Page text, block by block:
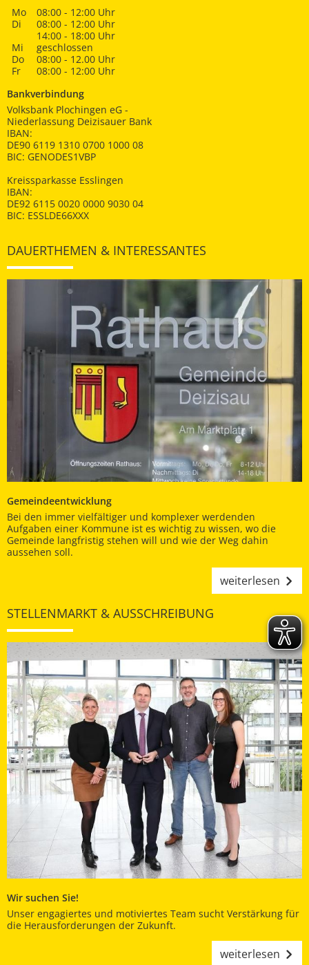
Mo
08:00 - 12:00 Uhr
Di
08:00 - 12:00 Uhr
14:00 - 18:00 Uhr
Mi
geschlossen
Do
08:00 - 12.00 Uhr
Fr
08:00 - 12:00 Uhr
Bankverbindung
Volksbank Plochingen eG -
Niederlassung Deizisauer Bank
IBAN:
DE90 6119 1310 0700 1000 08
BIC: GENODES1VBP
Kreissparkasse Esslingen
IBAN:
DE92 6115 0020 0000 9030 04
BIC: ESSLDE66XXX
DAUERTHEMEN & INTERESSANTES
Gemeindeentwicklung
Bei den immer vielfältiger und komplexer werdenden
Aufgaben einer Kommune ist es wichtig zu wissen, wo die
Gemeinde langfristig stehen will und wie der Weg dahin
aussehen soll.
weiterlesen
STELLENMARKT & AUSSCHREIBUNG
Wir suchen Sie!
Unser engagiertes und motiviertes Team sucht Verstärkung für
die Herausforderungen der Zukunft.
weiterlesen